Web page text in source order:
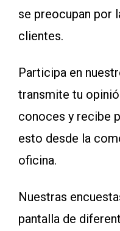
se preocupan por
clientes.
Participa en
transmite tu
conoces y recibe
esto desde la
oficina.
Nuestras
pantalla de